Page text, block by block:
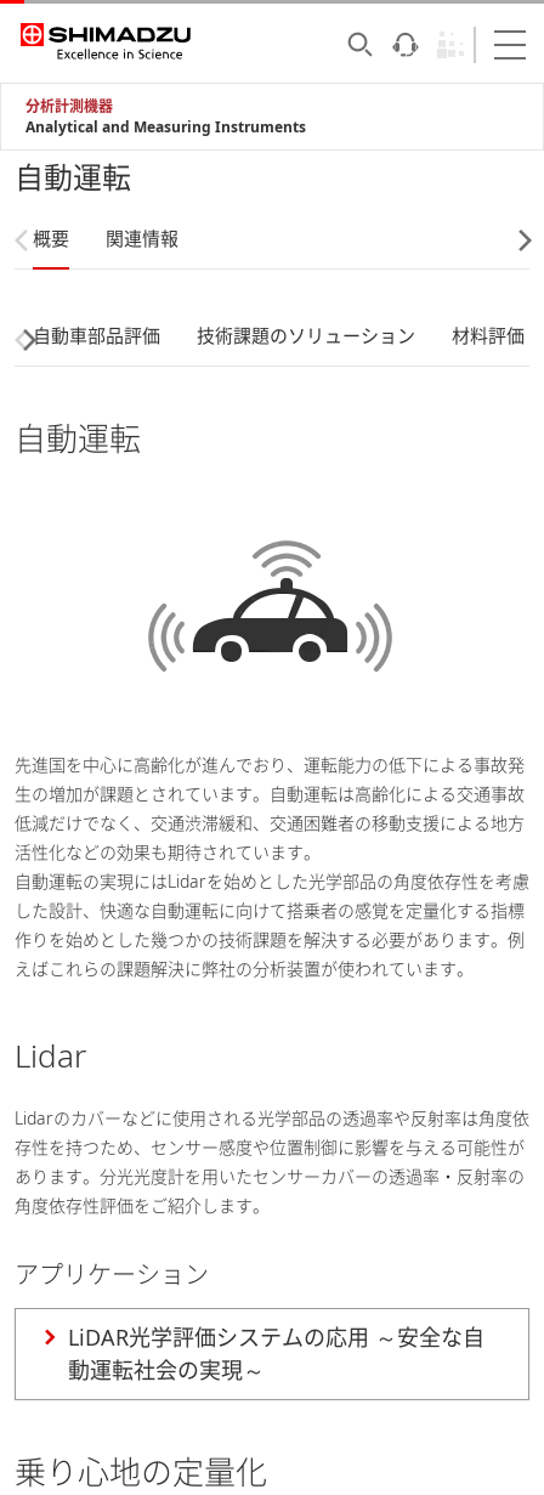
分析計測機器
Analytical and Measuring Instruments
自動運転
概要 関連情報
自動車部品評価 技術課題のソリューション 材料評価
自動運転
先進国を中心に高齢化が進んでおり、運転能力の低下による事故発
生の増加が課題とされています。自動運転は高齢化による交通事故
低減だけでなく、交通渋滞緩和、交通困難者の移動支援による地方
活性化などの効果も期待されています。
自動運転の実現にはLidarを始めとした光学部品の角度依存性を考慮
した設計、快適な自動運転に向けて搭乗者の感覚を定量化する指標
作りを始めとした幾つかの技術課題を解決する必要があります。例
えばこれらの課題解決に弊社の分析装置が使われています。
Lidar
Lidarのカバーなどに使用される光学部品の透過率や反射率は角度依
存性を持つため、センサー感度や位置制御に影響を与える可能性が
あります。分光光度計を用いたセンサーカバーの透過率・反射率の
角度依存性評価をご紹介します。
アプリケーション
LiDAR光学評価システムの応用 ～安全な自
動運転社会の実現～
乗り心地の定量化